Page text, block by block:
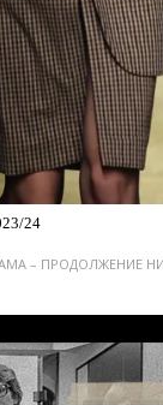
24
– ПРОДОЛЖЕНИЕ